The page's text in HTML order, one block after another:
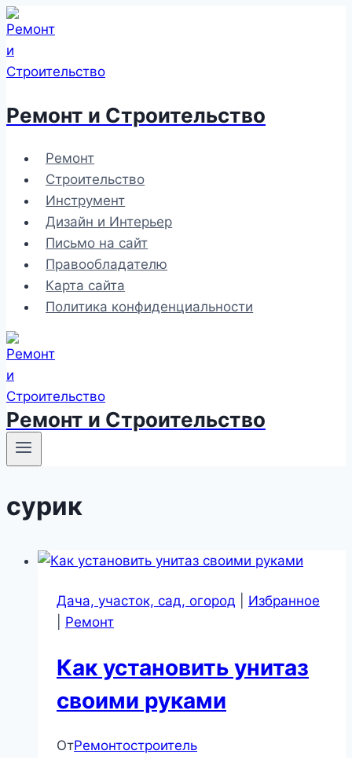
Перейти
к
содержимому
Ремонт и Строительство
Ремонт
Строительство
Инструмент
Дизайн и Интерьер
Письмо на сайт
Правообладателю
Карта сайта
Политика конфиденциальности
Ремонт и Строительство
сурик
Дача, участок, сад, огород
Избранное
Ремонт
Как установить унитаз
своими руками
ОтРемонтостроитель